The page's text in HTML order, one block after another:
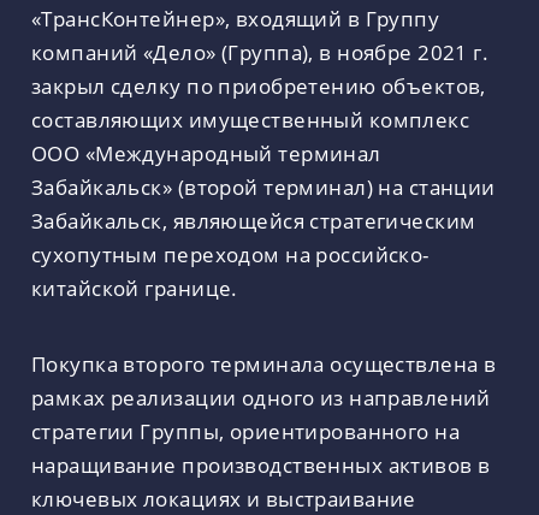
«ТрансКонтейнер», входящий в Группу
компаний «Дело» (Группа), в ноябре 2021 г.
закрыл сделку по приобретению объектов,
составляющих имущественный комплекс
ООО «Международный терминал
Забайкальск» (второй терминал) на станции
Забайкальск, являющейся стратегическим
сухопутным переходом на российско-
китайской границе.
Покупка второго терминала осуществлена в
рамках реализации одного из направлений
стратегии Группы, ориентированного на
наращивание производственных активов в
ключевых локациях и выстраивание